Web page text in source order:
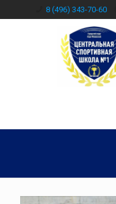
8 (496) 343-70-60